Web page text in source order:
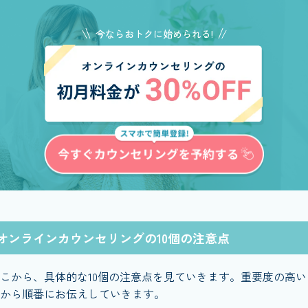
今ならおトクに始められる!
ンラインカウンセリングの10個の注意点
から、具体的な10個の注意点を見ていきます。重要度の高
ら順番にお伝えしていきます。